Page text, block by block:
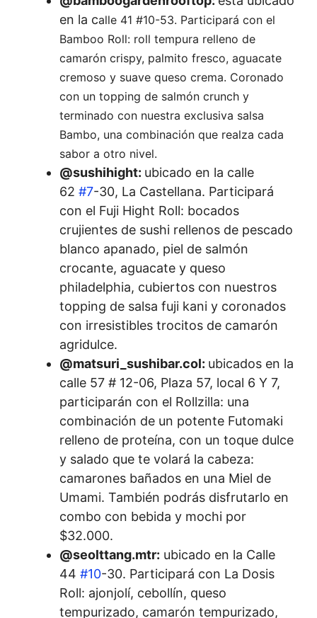
en la calle 41 #10-53. Participará con el
Bamboo Roll: roll tempura relleno de
camarón crispy, palmito fresco, aguacate
cremoso y suave queso crema. Coronado
con un topping de salmón crunch y
terminado con nuestra exclusiva salsa
Bambo, una combinación que realza cada
sabor a otro nivel.
@sushihight: ubicado en la calle
62 #7-30, La Castellana. Participará
con el Fuji Hight Roll: bocados
crujientes de sushi rellenos de pescado
blanco apanado, piel de salmón
crocante, aguacate y queso
philadelphia, cubiertos con nuestros
topping de salsa fuji kani y coronados
con irresistibles trocitos de camarón
agridulce.
@matsuri_sushibar.col: ubicados en la
calle 57 # 12-06, Plaza 57, local 6 Y 7,
participarán con el Rollzilla: una
combinación de un potente Futomaki
relleno de proteína, con un toque dulce
y salado que te volará la cabeza:
camarones bañados en una Miel de
Umami. También podrás disfrutarlo en
combo con bebida y mochi por
$32.000.
@seolttang.mtr: ubicado en la Calle
44 #10-30. Participará con La Dosis
Roll: ajonjolí, cebollín, queso
tempurizado, camarón tempurizado,